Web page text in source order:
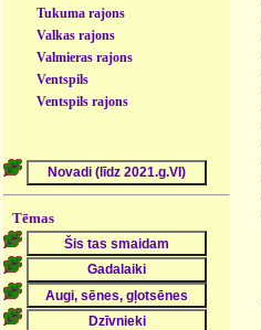
Tukuma rajons
Valkas rajons
Valmieras rajons
Ventspils
Ventspils rajons
Tēmas